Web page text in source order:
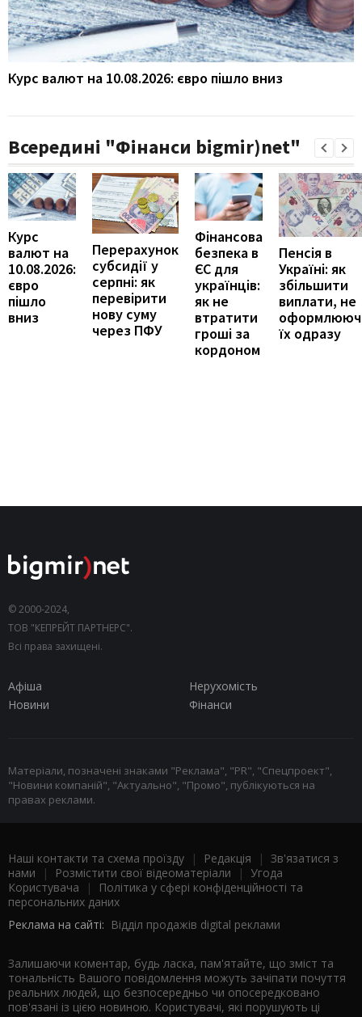
Курс валют на 10.08.2026: євро пішло вниз
Всередині "Фінанси bigmir)net"
Курс
валют на
10.08.2026:
євро
пішло
вниз
Перерахунок
субсидії у
серпні: як
перевірити
нову суму
через ПФУ
Фінансова
безпека в
ЄС для
українців:
як не
втратити
гроші за
кордоном
Пенсія в
Україні: як
збільшити
виплати, не
їх одразу
© 2000-2024,
ТОВ "КЕПРЕЙТ ПАРТНЕРС".
Всі права захищені.
Афіша
Нерухомість
Новини
Фінанси
Матеріали, позначені знаками "Реклама", "PR", "Спецпроект",
"Новини компаній", "Актуально", "Промо", публікуються на
правах реклами.
Наші контакти та схема проїзду | Редакція | Зв'язатися з
нами | Розмістити свої відеоматеріали | Угода
Користувача |
Політика у сфері конфіденційності та
персональних даних
Реклама на сайті: Відділ продажів digital реклами
Залишаючи коментар, будь ласка, пам'ятайте, що зміст та
тональність Вашого повідомлення можуть зачіпати почуття
реальних людей, що безпосередньо чи опосередковано
пов'язані із цією новиною. Користувачі, які порушують ці